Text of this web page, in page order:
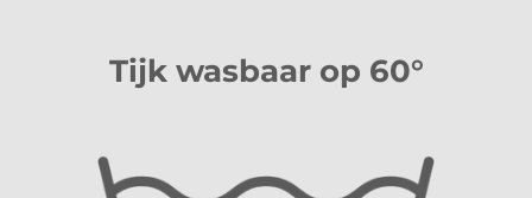
Tijk wasbaar op 60°